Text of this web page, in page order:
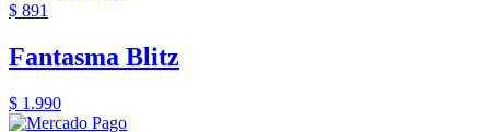
$ 891
Fantasma Blitz
$ 1.990